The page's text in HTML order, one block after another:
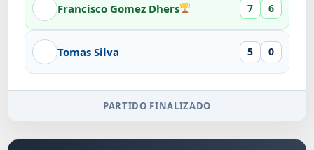
Francisco Gomez Dhers 7 6
Tomas Silva 5 0
PARTIDO FINALIZADO